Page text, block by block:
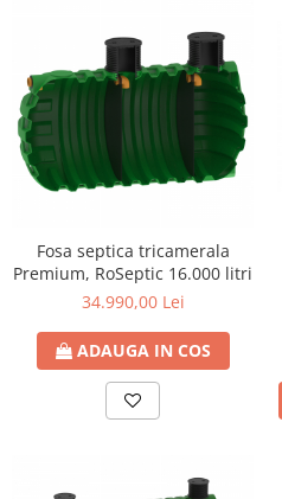
Fosa septica tricamerala
Premium, RoSeptic 16.000 litri
34.990,00 Lei
ADAUGA IN COS